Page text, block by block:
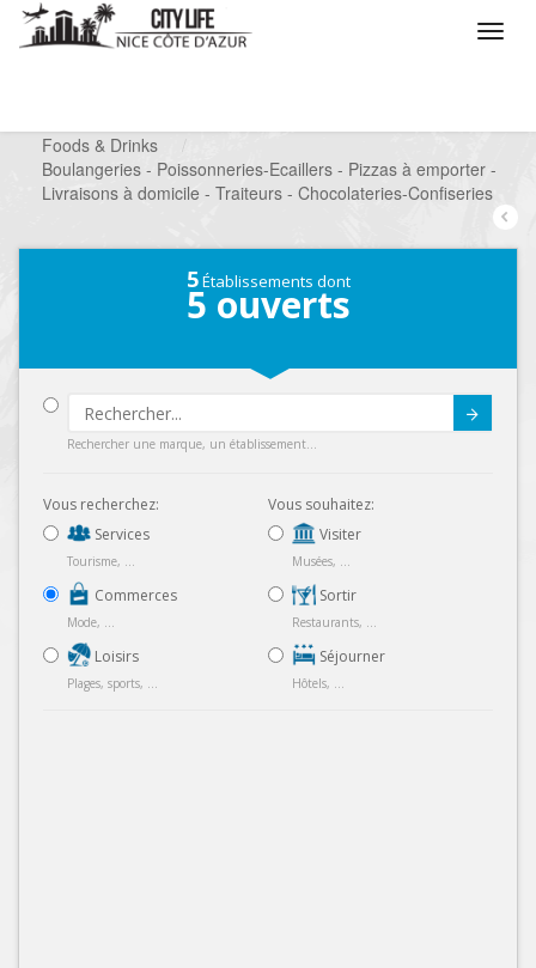
Foods & Drinks
/
Boulangeries - Poissonneries-Ecaillers - Pizzas à emporter -
Livraisons à domicile - Traiteurs - Chocolateries-Confiseries
5Établissements dont
5 ouverts
Rechercher une marque, un établissement...
Vous recherchez:
Services
Tourisme, ...
Commerces
Mode, ...
Loisirs
Plages, sports, ...
Vous souhaitez:
Visiter
Musées, ...
Sortir
Restaurants, ...
Séjourner
Hôtels, ...